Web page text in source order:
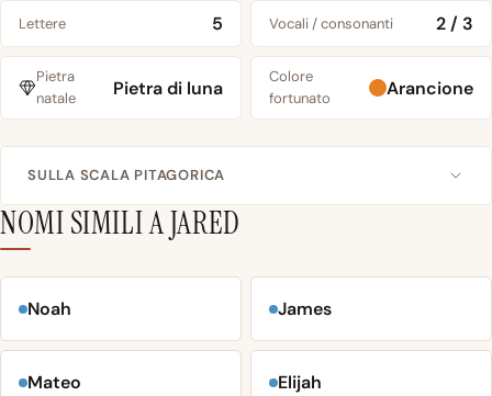
Lettere 5 Vocali / consonanti 2 / 3
Pietra
natale
Pietra di luna
Colore
fortunato
Arancione
SULLA SCALA PITAGORICA
NOMI SIMILI A JARED
Noah James
Mateo Elijah